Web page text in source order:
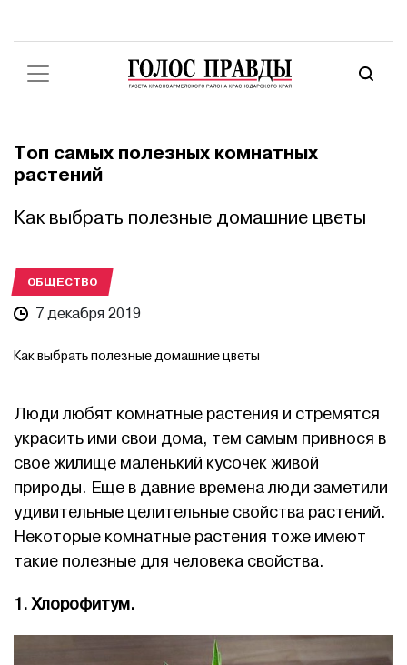
Топ самых полезных комнатных
растений
Как выбрать полезные домашние цветы
ОБЩЕСТВО
7 декабря 2019
Как выбрать полезные домашние цветы
Люди любят комнатные растения и стремятся
украсить ими свои дома, тем самым привнося в
свое жилище маленький кусочек живой
природы. Еще в давние времена люди заметили
удивительные целительные свойства растений.
Некоторые комнатные растения тоже имеют
такие полезные для человека свойства.
1. Хлорофитум.